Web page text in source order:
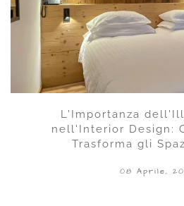
L'Importanza
nell'Interior Design:
Trasforma gli
08 Aprile,